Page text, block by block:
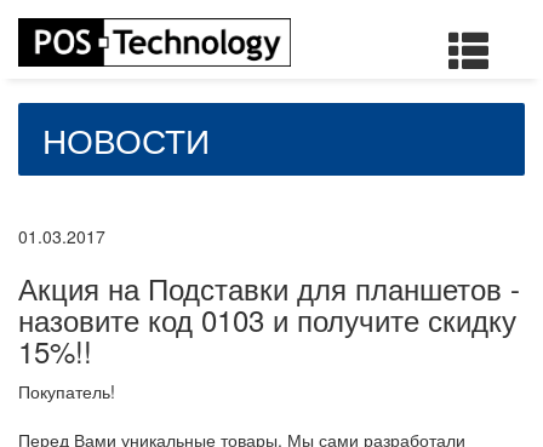
НОВОСТИ
01.03.2017
Акция на Подставки для планшетов -
назовите код 0103 и получите скидку
15%!!
Покупатель!
Перед Вами уникальные товары. Мы сами разработали